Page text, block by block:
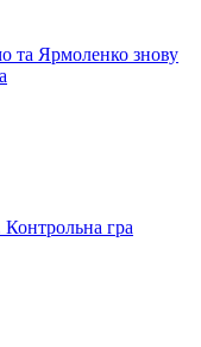
Ярмоленко знову
гра